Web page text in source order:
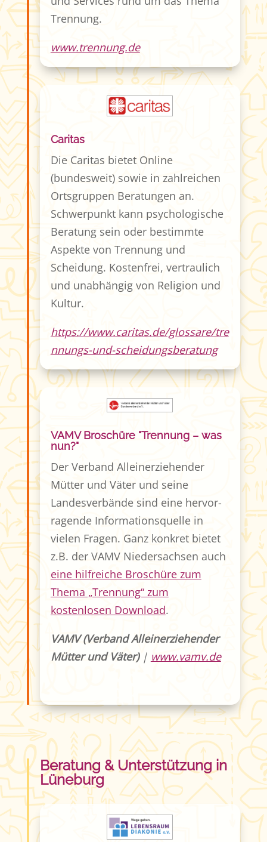
Trennung.
www.trennung.de
Caritas
Die Caritas bietet Online
(bundesweit) sowie in zahlreichen
Ortsgruppen Beratungen an.
Schwerpunkt kann psychologische
Beratung sein oder bestimmte
Aspekte von Trennung und
Scheidung. Kostenfrei, vertraulich
und unabhängig von Religion und
Kultur.
https://www.caritas.de/glossare/tre
nnungs-und-scheidungsberatung
VAMV Broschüre "Trennung – was
nun?"
Der Verband Alleinerziehender
Mütter und Väter und seine
Landes­verbände sind eine hervor­
ragende Information­squelle in
vielen Fragen. Ganz konkret bietet
z.B. der VAMV Niedersachsen auch
eine hilfreiche Broschüre zum
Thema „Trennung“ zum
kostenlosen Download.
VAMV (Verband Alleinerziehender
Mütter und Väter)| www.vamv.de
Beratung & Unterstützung in
Lüneburg